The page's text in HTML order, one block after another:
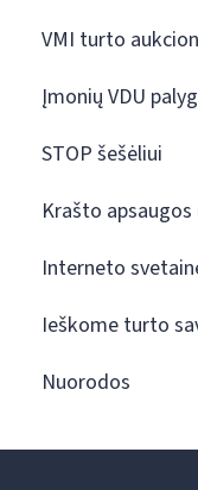
VMI turto
Įmonių VDU
STOP šešėliui
Krašto
Interneto
Ieškome turto
Nuorodos